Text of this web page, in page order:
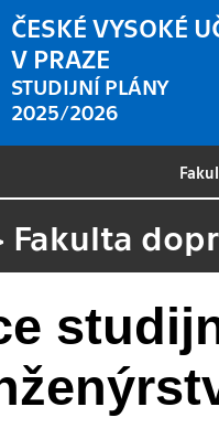
ČESKÉ VYSOKÉ
V PRAZE
STUDIJNÍ PLÁNY
2025/2026
Fakulta